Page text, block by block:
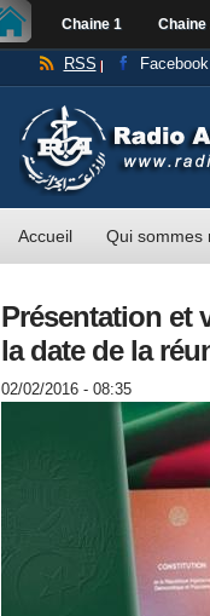
Chaine 1 Chaine
RSS Facebook
Accueil Qui sommes
Présentation et
la date de la
02/02/2016 - 08:35